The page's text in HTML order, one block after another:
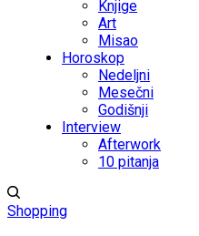
Knjige
Art
Misao
Horoskop
Nedeljni
Mesečni
Godišnji
Interview
Afterwork
10 pitanja
Shopping